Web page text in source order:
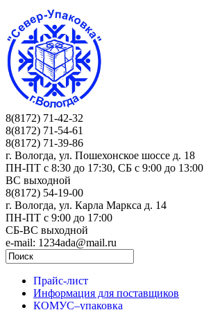
8(8172) 71-42-32
8(8172) 71-54-61
8(8172) 71-39-86
г. Вологда, ул. Пошехонское шоссе д. 18
ПН-ПТ c 8:30 до 17:30, СБ с 9:00 до 13:00
ВС выходной
8(8172) 54-19-00
г. Вологда, ул. Карла Маркса д. 14
ПН-ПТ c 9:00 до 17:00
СБ-ВС выходной
e-mail: 1234ada@mail.ru
Прайс-лист
Информация для поставщиков
КОМУС–упаковка